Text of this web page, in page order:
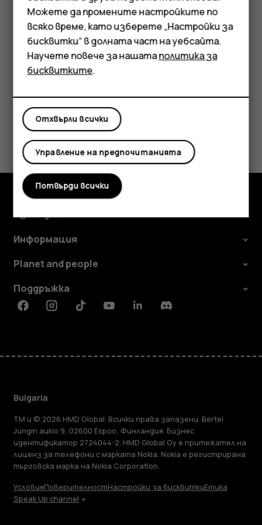
Мобилни телефони
Аксесоари
Таблети
ausupport@ifixit.com8:00 AM to 17:00 PM PST,
понеделник - петък Езици: английски
Полезен ли беше този отговор?
Да Не
Изследвайте
Информация
Planet and people
Поддръжка
FacebookInstagramTiktokYoutubeLinkedinDiscord
Bulgaria
TM и © 2026 HMD Global. Всички права запазени. Bertel
Jungin aukio 9, 02600 Espoo, Финландия. Бизнес
идентификатор 2724044-2. HMD Global Oy е притежател на
лиценз за телефони с марката Nokia. Nokia е регистрирана
търговска марка на Nokia Corporation.
УсловияПоверителностНастройки за бисквиткиЕтика
Speak Up channel
Можете да промените настройките по
всяко време, като изберете „Настройки за
бисквитки“ в долната част на уебсайта.
Научете повече за нашатаполитика за
бисквитките.
Отхвърли всички
Управление на предпочитанията
Потвърди всички